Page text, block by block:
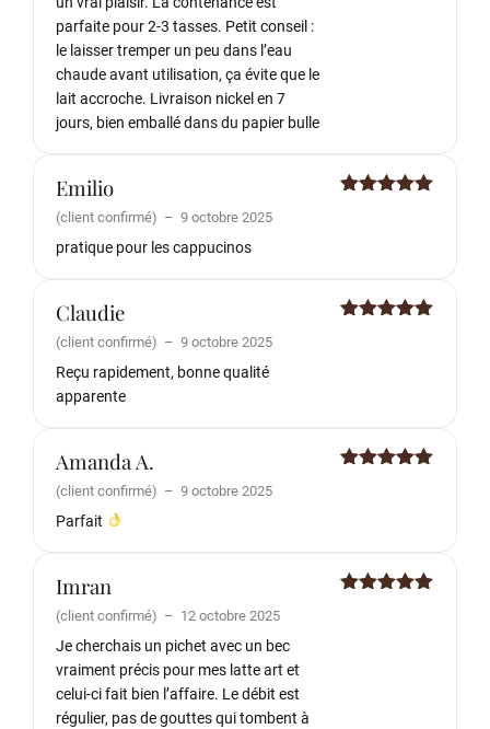
parfaite pour 2-3 tasses. Petit conseil :
le laisser tremper un peu dans l’eau
chaude avant utilisation, ça évite que le
lait accroche. Livraison nickel en 7
jours, bien emballé dans du papier bulle
Emilio
(client confirmé) – 9 octobre 2025
pratique pour les cappucinos
Claudie
(client confirmé) – 9 octobre 2025
Reçu rapidement, bonne qualité
apparente
Amanda A.
(client confirmé) – 9 octobre 2025
Parfait
Imran
(client confirmé) – 12 octobre 2025
Je cherchais un pichet avec un bec
vraiment précis pour mes latte art et
celui-ci fait bien l’affaire. Le débit est
régulier, pas de gouttes qui tombent à